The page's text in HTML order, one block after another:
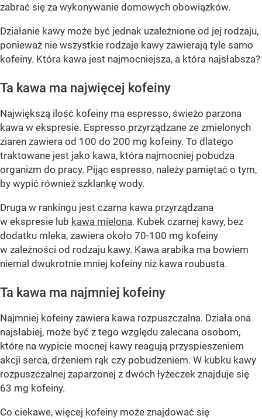
zabrać się za wykonywanie domowych obowiązków.
Działanie kawy może być jednak uzależnione od jej rodzaju,
ponieważ nie wszystkie rodzaje kawy zawierają tyle samo
kofeiny. Która kawa jest najmocniejsza, a która najsłabsza?
Ta kawa ma najwięcej kofeiny
Największą ilość kofeiny ma espresso, świeżo parzona
kawa w ekspresie. Espresso przyrządzane ze zmielonych
ziaren zawiera od 100 do 200 mg kofeiny. To dlatego
traktowane jest jako kawa, która najmocniej pobudza
organizm do pracy. Pijąc espresso, należy pamiętać o tym,
by wypić również szklankę wody.
Druga w rankingu jest czarna kawa przyrządzana
w ekspresie lub kawa mielona. Kubek czarnej kawy, bez
dodatku mleka, zawiera około 70-100 mg kofeiny
w zależności od rodzaju kawy. Kawa arabika ma bowiem
niemal dwukrotnie mniej kofeiny niż kawa roubusta.
Ta kawa ma najmniej kofeiny
Najmniej kofeiny zawiera kawa rozpuszczalna. Działa ona
najsłabiej, może być z tego względu zalecana osobom,
które na wypicie mocnej kawy reagują przyspieszeniem
akcji serca, drżeniem rąk czy pobudzeniem. W kubku kawy
rozpuszczalnej zaparzonej z dwóch łyżeczek znajduje się
63 mg kofeiny.
Co ciekawe, więcej kofeiny może znajdować się